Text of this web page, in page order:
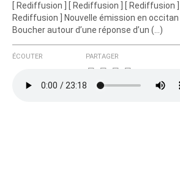
[ Rediffusion ] [ Rediffusion ] [ Rediffusion ]
Rediffusion ] Nouvelle émission en occitan
Boucher autour d’une réponse d’un (…)
ÉCOUTER PARTAGER